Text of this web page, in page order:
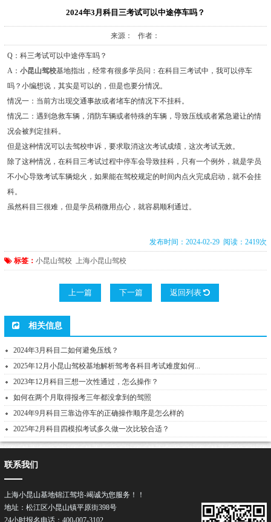
2024年3月科目三考试可以中途停车吗？
来源： 作者：
Q：科三考试可以中途停车吗？
A： 小昆山驾校基地指出，经常有很多学员问：在科目三考试中，我可以停车
吗？小编想说，其实是可以的，但是也要分情况。
情况一：当前方出现交通事故或者堵车的情况下不挂科。
情况二：遇到急救车辆，消防车辆或者特殊的车辆，导致压线或者紧急避让的情
况会被判定挂科。
但是这种情况可以去驾校申诉，要求取消这次考试成绩，这次考试无效。
除了这种情况，在科目三考试过程中停车会导致挂科，只有一个例外，就是学员
不小心导致考试车辆熄火，如果能在驾校规定的时间内点火完成启动，就不会挂
科。
虽然科目三很难，但是学员稍微用点心，就容易顺利通过。
发布时间：2024-02-29 阅读：2419次
标签： 小昆山驾校 上海小昆山驾校
上一篇 下一篇 返回列表
相关信息
2024年3月科目二如何避免压线？
2025年12月小昆山驾校基地解析驾考各科目考试难度如何...
2023年12月科目三想一次性通过，怎么操作？
如何在两个月取得报考三年都没拿到的驾照
2024年9月科目三靠边停车的正确操作顺序是怎么样的
2025年2月科目四模拟考试多久做一次比较合适？
联系我们
上海小昆山基地锦江驾培-竭诚为您服务！！
地址：松江区小昆山镇平原街398号
24小时报名电话：400-007-3102